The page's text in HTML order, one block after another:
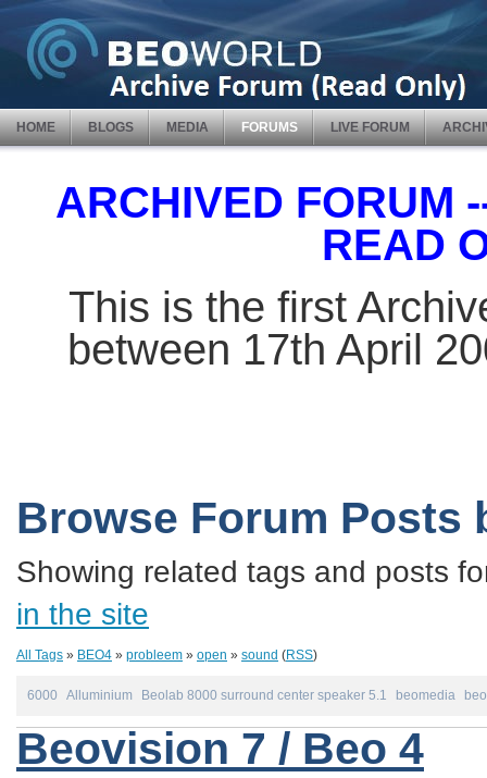
HOME BLOGS MEDIA FORUMS LIVE FORUM
ARCHIVED FORUM
READ
This is the first
between 17th April
Browse Forum Posts
Showing related tags and posts
in the site
All Tags » BEO4 » probleem » open » sound (RSS)
6000 Alluminium Beolab 8000 surround center speaker 5.1 beomedia
Beovision 7 / Beo 4